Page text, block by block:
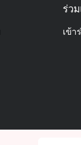
ร่ว
เข้า